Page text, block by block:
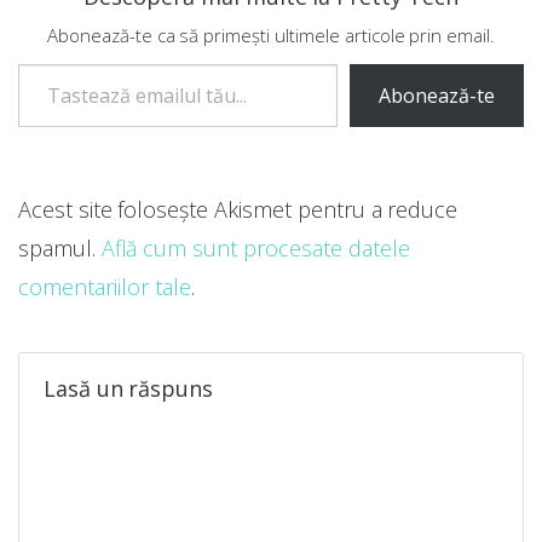
Abonează-te ca să primești ultimele articole prin email.
Tastează emailul tău...
Abonează-te
Lasă un răspuns
Acest site folosește Akismet pentru a reduce
spamul. Află cum sunt procesate datele
comentariilor tale.